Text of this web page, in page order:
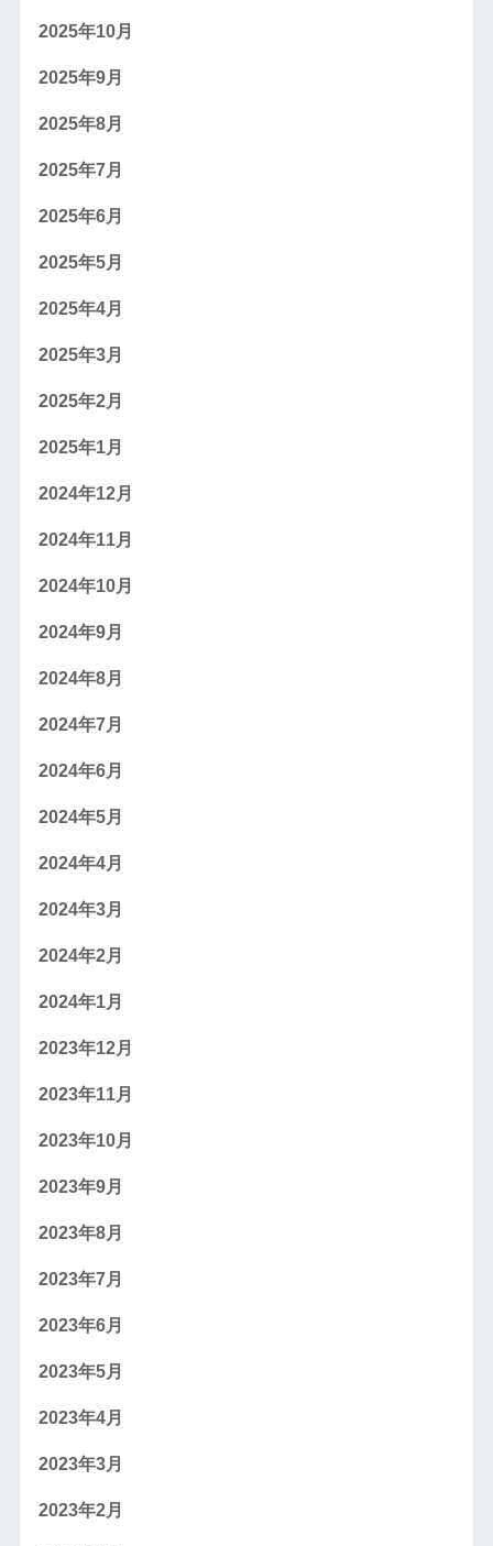
2025年10月
2025年9月
2025年8月
2025年7月
2025年6月
2025年5月
2025年4月
2025年3月
2025年2月
2025年1月
2024年12月
2024年11月
2024年10月
2024年9月
2024年8月
2024年7月
2024年6月
2024年5月
2024年4月
2024年3月
2024年2月
2024年1月
2023年12月
2023年11月
2023年10月
2023年9月
2023年8月
2023年7月
2023年6月
2023年5月
2023年4月
2023年3月
2023年2月